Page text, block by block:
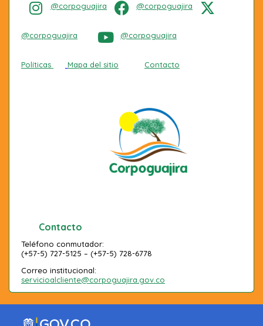
@corpoguajira @corpoguajira
@corpoguajira @corpoguajira
Políticas Mapa del sitio Contacto
Contacto
Teléfono conmutador:
(+57-5) 727-5125 – (+57-5) 728-6778
Correo institucional:
servicioalcliente@corpoguajira.gov.co